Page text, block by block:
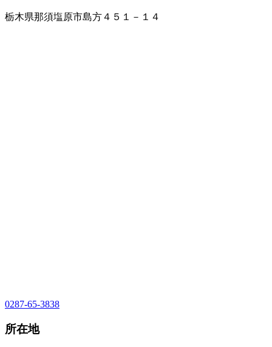
栃木県那須塩原市島方４５１－１４
0287-65-3838
所在地